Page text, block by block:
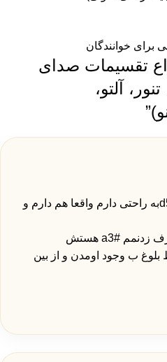
برای خوانندگان
تقسیمات صدای
آلتو،
”
سلام جناب من از نتd1تاd5به راحتی دارم واقعا هم دارم و
بلوغ ب وجود اومدن و از بین